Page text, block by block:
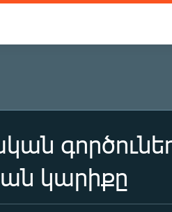
կարիքը